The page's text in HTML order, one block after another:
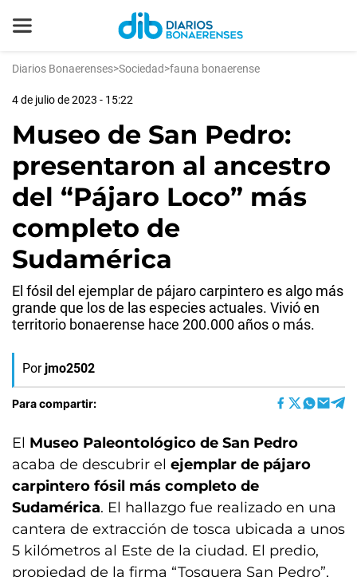
Diarios Bonaerenses>Sociedad>fauna bonaerense
4 de julio de 2023 - 15:22
Museo de San Pedro:
presentaron al ancestro
del “Pájaro Loco” más
completo de
Sudamérica
El fósil del ejemplar de pájaro carpintero es algo más
grande que los de las especies actuales. Vivió en
territorio bonaerense hace 200.000 años o más.
Por jmo2502
Para compartir:
El Museo Paleontológico de San Pedro
acaba de descubrir el ejemplar de pájaro
carpintero fósil más completo de
Sudamérica. El hallazgo fue realizado en una
cantera de extracción de tosca ubicada a unos
5 kilómetros al Este de la ciudad. El predio,
propiedad de la firma “Tosquera San Pedro”,